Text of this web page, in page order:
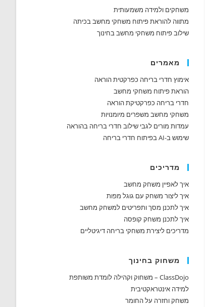
משחקים ולמידה משמעותית
מתווה להוראת פיתוח משחקי מחשב בכיתה
שילוב פיתוח משחקי מחשב בחינוך
מאמרים
אימוץ חדרי בריחה כפרקטית הוראה
הוראת פיתוח משחקי מחשב
חדרי בריחה כפרקטיקת הוראה
משחקי מחשב משפרים מיומנויות
עמדות מורים לגבי שילוב חדרי בריחה בהוראה
שימוש ב-AI בפיתוח חדרי בריחה
מדריכים
איך לאפיין משחק מחשב
איך ליצור משחק עם גוגל מפות
איך לתכנן מסך ותפריטים למשחק מחשב
איך לתכנן משחק קופסה
מדריכים ליצירת משחקי בריחה דיגיטליים
משחוק בחינוך
ClassDojo – משחוק וקהילה לומדת משותפת
למידה אינטראקטיבית
משחק וחזרה על החומר